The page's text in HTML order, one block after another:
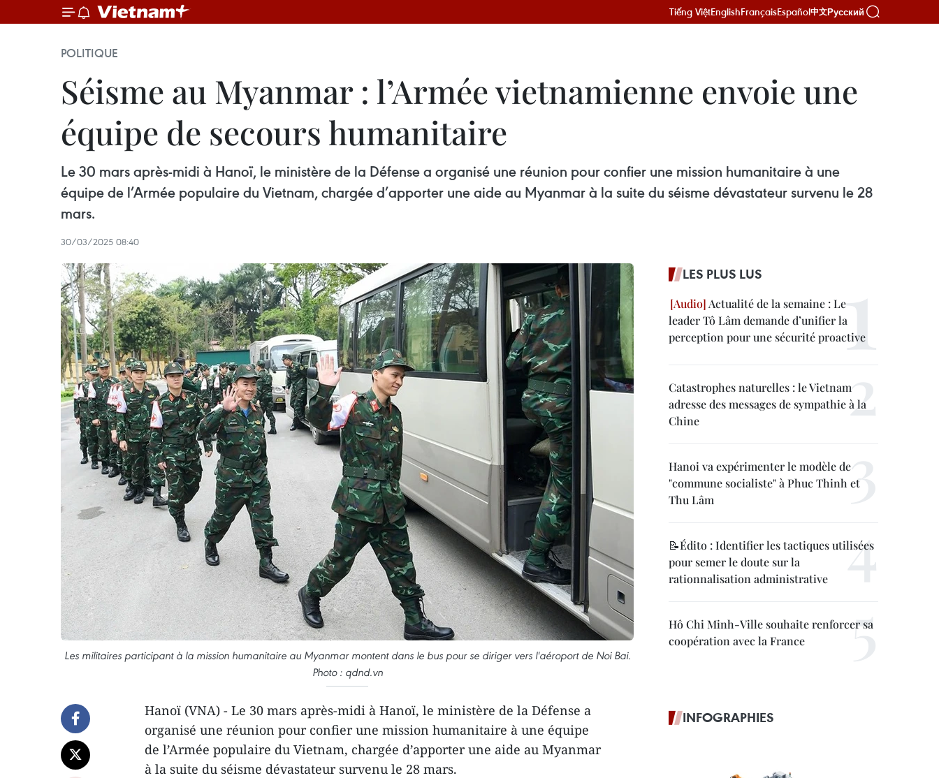
Tiếng ViệtEnglishFrançaisEspañol中文Русский
POLITIQUE
Séisme au Myanmar : l’Armée vietnamienne envoie une
équipe de secours humanitaire
Le 30 mars après-midi à Hanoï, le ministère de la Défense a organisé une réunion pour confier une mission humanitaire à une
équipe de l’Armée populaire du Vietnam, chargée d’apporter une aide au Myanmar à la suite du séisme dévastateur survenu le 28
mars.
30/03/2025 08:40
Les militaires participant à la mission humanitaire au Myanmar montent dans le bus pour se diriger vers l'aéroport de Noi Bai.
Photo : qdnd.vn
Hanoï (VNA) - Le 30 mars après-midi à Hanoï, le ministère de la Défense a
organisé une réunion pour confier une mission humanitaire à une équipe
de l’Armée populaire du Vietnam, chargée d’apporter une aide au Myanmar
à la suite du séisme dévastateur survenu le 28 mars.
LES PLUS LUS
Actualité de la semaine : Le
leader Tô Lâm demande d’unifier la
perception pour une sécurité proactive
Catastrophes naturelles : le Vietnam
adresse des messages de sympathie à la
Chine
Hanoi va expérimenter le modèle de
"commune socialiste" à Phuc Thinh et
Thu Lâm
📝Édito : Identifier les tactiques utilisées
pour semer le doute sur la
rationnalisation administrative
Hô Chi Minh-Ville souhaite renforcer sa
coopération avec la France
INFOGRAPHIES